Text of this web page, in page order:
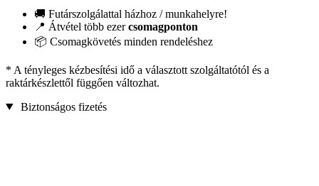
🚚 Futárszolgálattal házhoz / munkahelyre!
📍 Átvétel több ezercsomagponton
📦 Csomagkövetés minden rendeléshez
* A tényleges kézbesítési idő a választott szolgáltatótól és a
raktárkészlettől függően változhat.
Biztonságos fizetés